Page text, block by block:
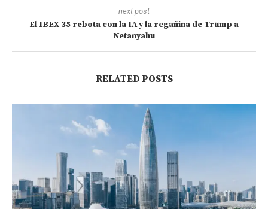
next post
El IBEX 35 rebota con la IA y la regañina de Trump a
Netanyahu
RELATED POSTS